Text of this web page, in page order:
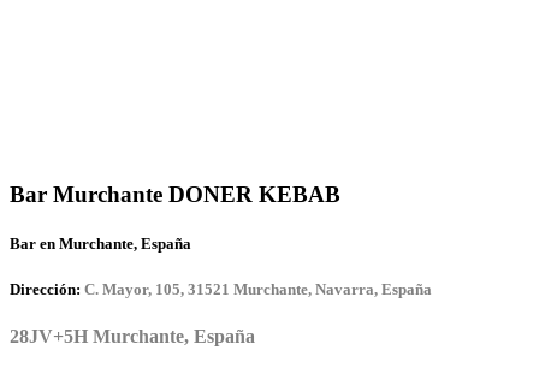
Bar Murchante DONER KEBAB
Bar en Murchante, España
Dirección: C. Mayor, 105, 31521 Murchante, Navarra, España
28JV+5H Murchante, España